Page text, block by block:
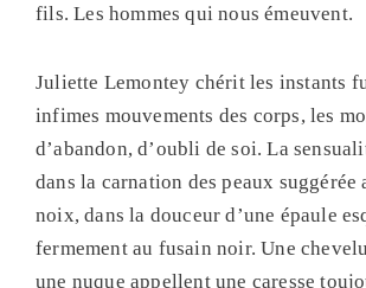
fils. Les hommes qui nous émeuvent.
Juliette Lemontey chérit les instants
infimes mouvements des corps, les
d’abandon, d’oubli de soi. La
dans la carnation des peaux suggérée
noix, dans la douceur d’une épaule
fermement au fusain noir. Une
une nuque appellent une caresse